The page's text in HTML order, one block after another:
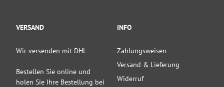
VERSAND
Wir versenden mit DHL
Bestellen Sie online und
holen Sie Ihre Bestellung bei
INFO
Zahlungsweisen
Versand & Lieferung
Widerruf